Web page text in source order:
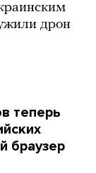
дрон
теперь
браузер